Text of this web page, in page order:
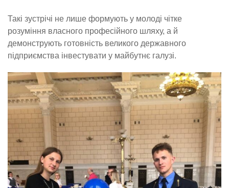
Такі зустрічі не лише формують у молоді чітке
розуміння власного професійного шляху, а й
демонструють готовність великого державного
підприємства інвестувати у майбутнє галузі.